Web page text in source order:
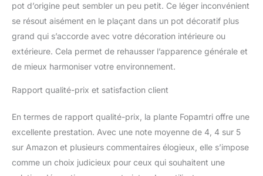
pot d’origine peut sembler un peu petit. Ce léger inconvénient
se résout aisément en le plaçant dans un pot décoratif plus
grand qui s’accorde avec votre décoration intérieure ou
extérieure. Cela permet de rehausser l’apparence générale et
de mieux harmoniser votre environnement.
Rapport qualité-prix et satisfaction client
En termes de rapport qualité-prix, la plante Fopamtri offre une
excellente prestation. Avec une note moyenne de 4, 4 sur 5
sur Amazon et plusieurs commentaires élogieux, elle s’impose
comme un choix judicieux pour ceux qui souhaitent une